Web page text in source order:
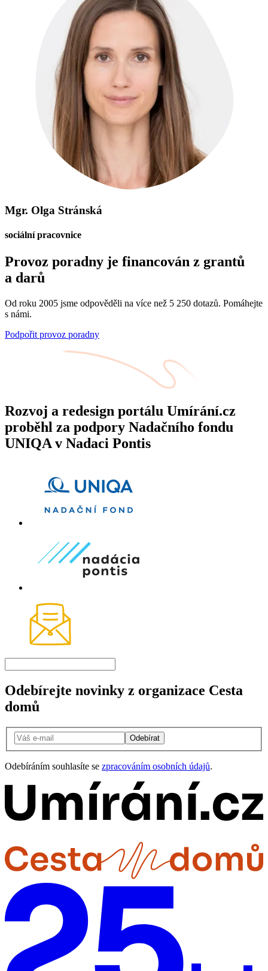
Mgr. Olga Stránská
sociální pracovnice
Provoz poradny je financován z grantů
a darů
Od roku 2005 jsme odpověděli na více než 5 250 dotazů. Pomáhejte
s námi.
Podpořit provoz poradny
Rozvoj a redesign portálu Umírání.cz
proběhl za podpory Nadačního fondu
UNIQA v Nadaci Pontis
Odebírejte novinky z organizace Cesta
domů
Odebírat
Odebíráním souhlasíte se zpracováním osobních údajů.